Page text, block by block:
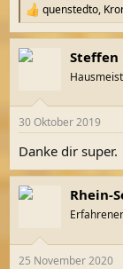
R
e
a
k
n
e
:
quenstedto,
Steffen
30 Oktober 2019
Danke dir super.
Rhein-
25 November 2020